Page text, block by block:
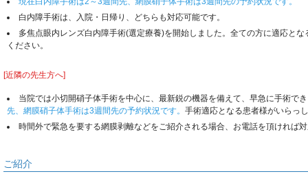
白内障手術は、入院・日帰り、どちらも対応可能です。
多焦点眼内レンズ白内障手術(選定療養)を開始しました。全ての方に適応と
ください。
[近隣の先生方へ]
当院では小切開硝子体手術を中心に、最新鋭の機器を備えて、早急に手術で
先、網膜硝子体手術は3週間先の予約状況です。 手術適応となる患者様がいらっ
時間外で緊急を要する網膜剥離などをご紹介される場合、お電話を頂ければ
ご紹介